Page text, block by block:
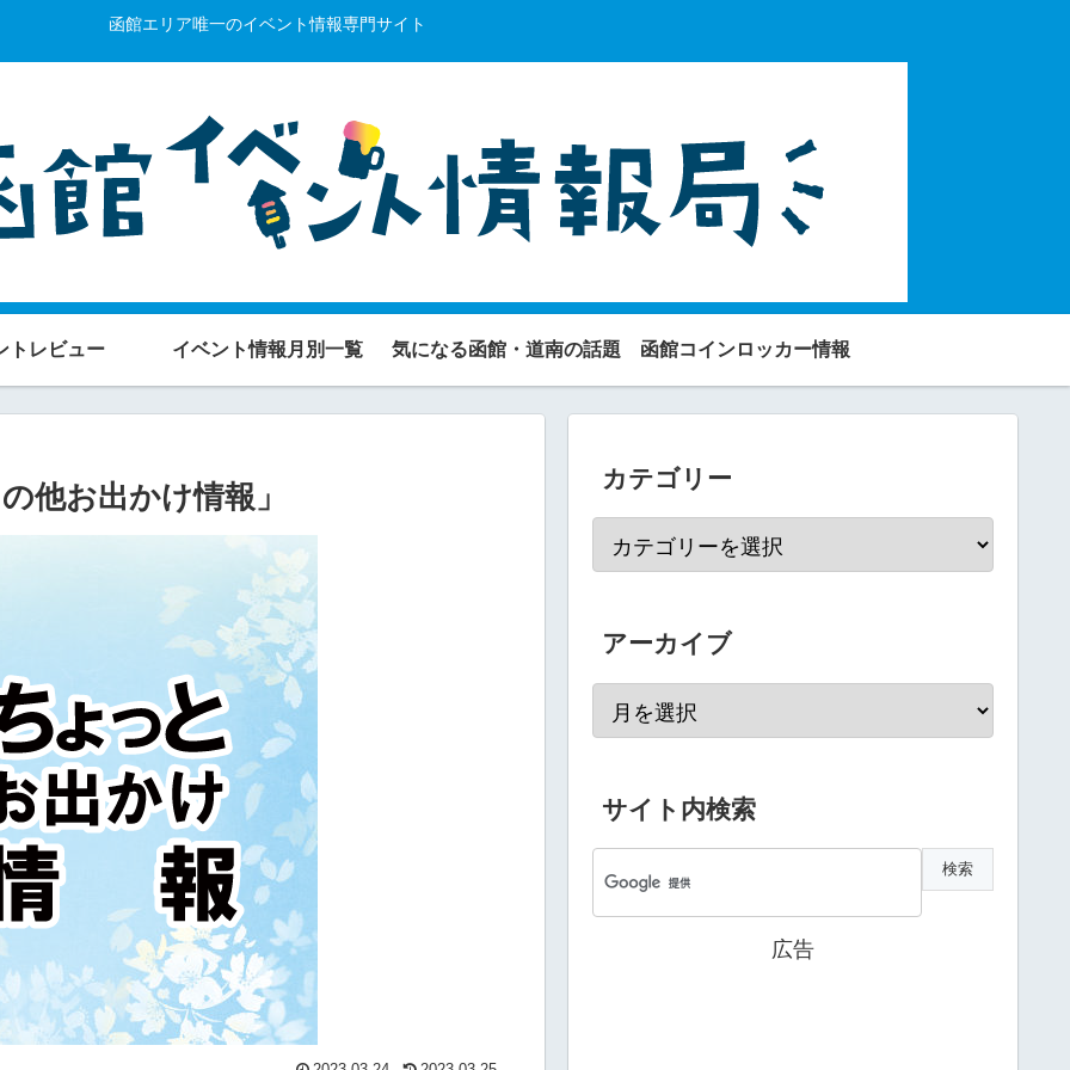
函館エリア唯一のイベント情報専門サイト
トレビュー イベント情報月別一覧 気になる函館・道南の話題 函館コインロッカー情報
他お出かけ情報」
カテゴリー
アーカイブ
サイト内検索
広告